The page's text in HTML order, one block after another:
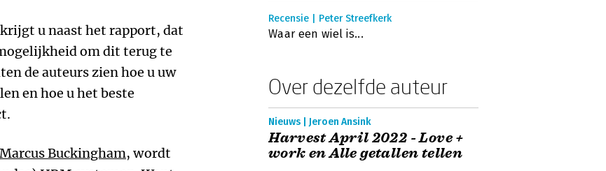
u naast het rapport, dat
om dit terug te
de auteurs zien hoe u uw
en hoe u het beste
Marcus Buckingham, wordt
Recensie | Peter Streefkerk
Waar een wiel is...
Over dezelfde auteur
Nieuws | Jeroen Ansink
Harvest April 2022 - Love +
work en Alle getallen tellen